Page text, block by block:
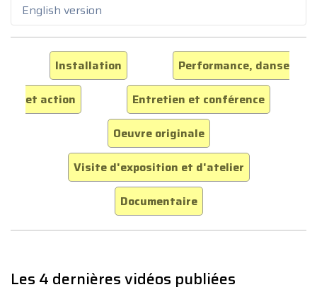
English version
Installation
Performance, danse
et action
Entretien et conférence
Oeuvre originale
Visite d'exposition et d'atelier
Documentaire
Les 4 dernières vidéos publiées